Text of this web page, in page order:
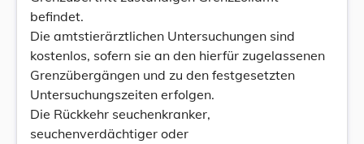
befindet.
Die amtstierärztlichen Untersuchungen sind
kostenlos, sofern sie an den hierfür zugelassenen
Grenzübergängen und zu den festgesetzten
Untersuchungszeiten erfolgen.
Die Rückkehr seuchenkranker,
seuchenverdächtiger oder